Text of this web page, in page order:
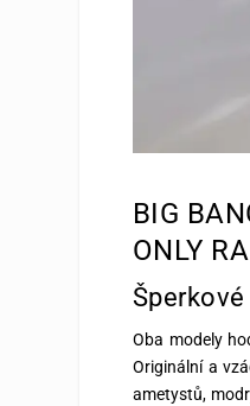
BIG
ONLY
Oba modely
Originální a
ametystů,